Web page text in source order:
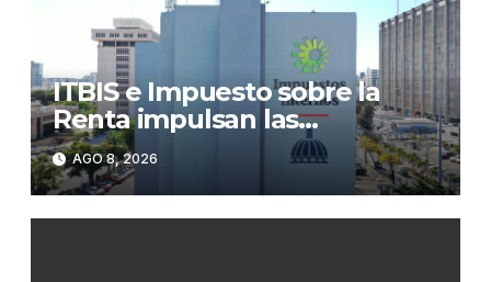
ITBIS e Impuesto sobre la
Renta impulsan las
recaudaciones de la DGII;
superan los RD$81,475
millones en julio
AGO 8, 2026